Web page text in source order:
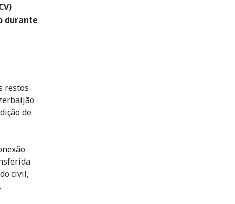
durante
restos
de
civil,